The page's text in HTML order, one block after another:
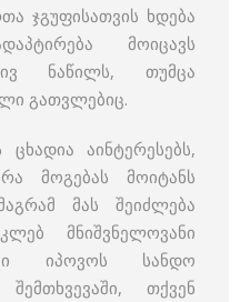
ჯგუფისათვის ხდება
მოიცავს
ნაწილს, თუმცა
გათვლებიც.
აინტერესებს,
მოგებას მოიტანს
მას შეიძლება
მნიშვნელოვანი
იპოვოს სანდო
თქვენ